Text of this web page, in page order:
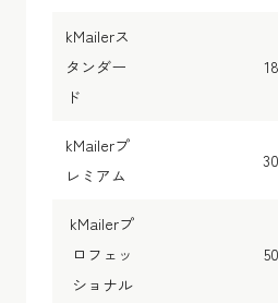
kMailerス
タンダー
ド
kMailerプ
レミアム
kMailerプ
ロフェッ
ショナル